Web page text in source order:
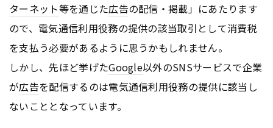
ターネット等を通じた広告の配信・掲載」にあたります
ので、電気通信利用役務の提供の該当取引として消費税
を支払う必要があるように思うかもしれません。
しかし、先ほど挙げたGoogle以外のSNSサービスで企業
が広告を配信するのは電気通信利用役務の提供に該当し
ないこととなっています。